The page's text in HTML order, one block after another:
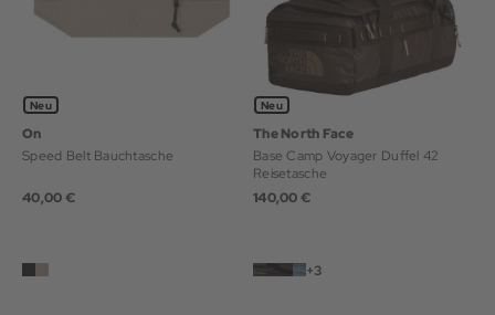
Neu
On
Speed Belt Bauchtasche
40,00 €
Neu
The North Face
Base Camp Voyager Duffel 42
Reisetasche
140,00 €
+3